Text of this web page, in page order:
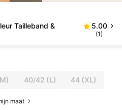
Tailleband &
5.00
(1)
40/42 (L) 44 (XL)
maat